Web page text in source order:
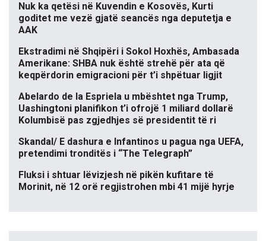
Nuk ka qetësi në Kuvendin e Kosovës, Kurti
goditet me vezë gjatë seancës nga deputetja e
AAK
Ekstradimi në Shqipëri i Sokol Hoxhës, Ambasada
Amerikane: SHBA nuk është strehë për ata që
keqpërdorin emigracioni për t’i shpëtuar ligjit
Abelardo de la Espriela u mbështet nga Trump,
Uashingtoni planifikon t’i ofrojë 1 miliard dollarë
Kolumbisë pas zgjedhjes së presidentit të ri
Skandal/ E dashura e Infantinos u pagua nga UEFA,
pretendimi tronditës i “The Telegraph”
Fluksi i shtuar lëvizjesh në pikën kufitare të
Morinit, në 12 orë regjistrohen mbi 41 mijë hyrje